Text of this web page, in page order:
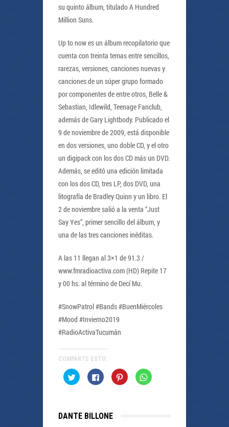
su quinto álbum, titulado A Hundred
Million Suns.
Up to now es un álbum recopilatorio que
cuenta con treinta temas entre sencillos,
rarezas, versiones, canciones nuevas y
canciones de un súper grupo formado
por componentes de entre otros, Belle &
Sebastian, Idlewild, Teenage Fanclub,
además de Gary Lightbody. Publicado el
9 de noviembre de 2009, está disponible
en dos versiones, uno doble CD, y el otro
un digipack con los dos CD más un DVD.
Además, se editó una edición limitada
con los dos CD, tres LP, dos DVD, una
litografía de Bradley Quinn y un libro. El
2 de noviembre salió a la venta “Just
Say Yes”, primer sencillo del álbum, y
una de las tres canciones inéditas.
A las 11 llegan al 3×1 de 91.3 /
www.fmradioactiva.com (HD) Repite 17
y 00 hs. al término de Decí Mu.
#SnowPatrol #Bands #BuenMiércoles
#Mood #Invierno2019
#RadioActivaTucumán
COMPARTE ESTO:
Haz
clic
(Se
abre
Haz
clic
(Se
abre
Haz
clic
abre
Haz
clic
abre
DANTE BILLONE